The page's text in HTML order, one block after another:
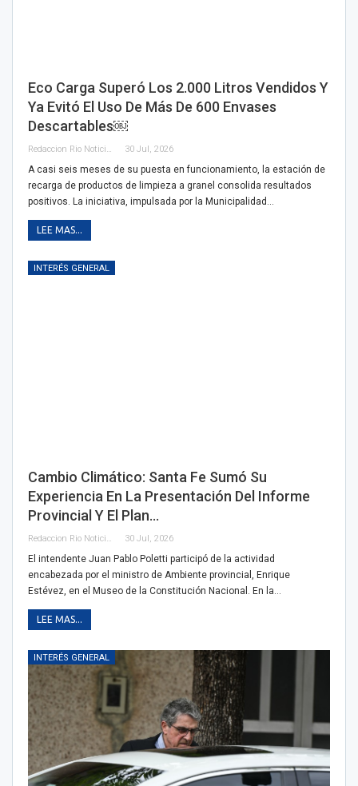
Eco Carga Superó Los 2.000 Litros Vendidos Y
Ya Evitó El Uso De Más De 600 Envases
Descartables￼
Redaccion Rio Noticias OK 30 Jul, 2026
A casi seis meses de su puesta en funcionamiento, la estación de
recarga de productos de limpieza a granel consolida resultados
positivos. La iniciativa, impulsada por la Municipalidad…
LEE MAS...
INTERÉS GENERAL
Cambio Climático: Santa Fe Sumó Su
Experiencia En La Presentación Del Informe
Provincial Y El Plan…
Redaccion Rio Noticias OK 30 Jul, 2026
El intendente Juan Pablo Poletti participó de la actividad
encabezada por el ministro de Ambiente provincial, Enrique
Estévez, en el Museo de la Constitución Nacional. En la…
LEE MAS...
INTERÉS GENERAL